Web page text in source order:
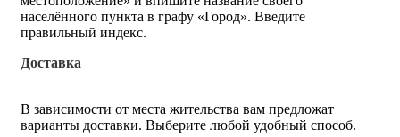
населённого пункта в графу «Город». Введите
правильный индекс.
Доставка
В зависимости от места жительства вам предложат
варианты доставки. Выберите любой удобный способ.